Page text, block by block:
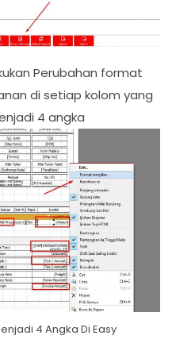
Perubahan format
di setiap kolom yang
4 angka
4 Angka Di Easy